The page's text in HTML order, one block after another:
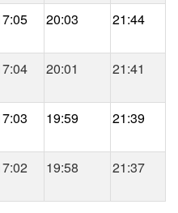
20:03 21:44
20:01 21:41
19:59 21:39
19:58 21:37